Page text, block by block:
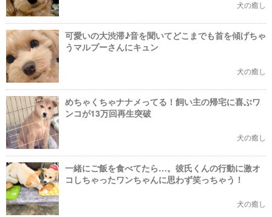
犬の癒し
可愛いの大渋滞♪音を聞いてどこまでも首を傾げちゃ
うマルプーさんにキュン
犬の癒し
めちゃくちゃナナメってる！飼い主の帰宅に喜ぶワ
ンコが13万回再生突破
犬の癒し
一緒にご飯を食べてたら…。彼氏くんの行動に激オ
コしちゃったワンちゃんに思わず笑っちゃう！
犬の癒し